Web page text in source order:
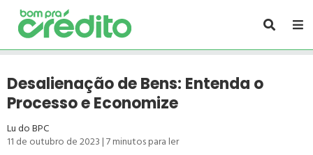
Desalienação de Bens: Entenda o
Processo e Economize
Lu do BPC
11 de outubro de 2023|7minutos para ler